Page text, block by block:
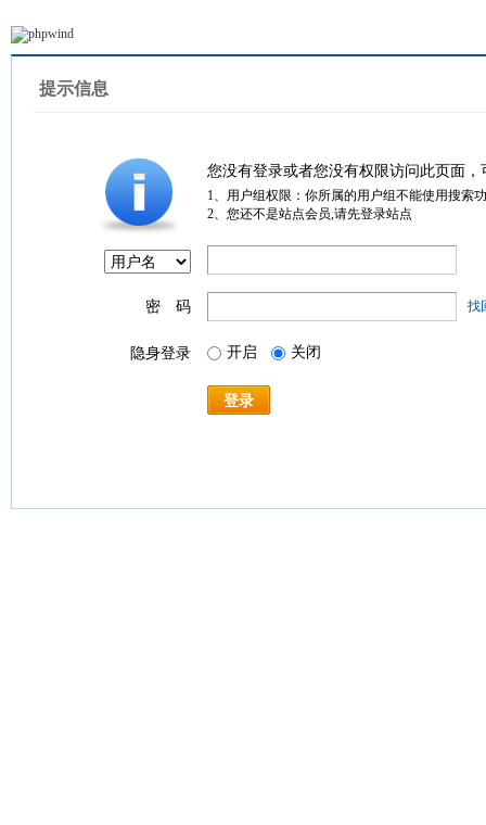
提示信息
您没有登录或者您没有权限访问此页面
1、用户组权限：你所属的用户组不能使用搜索
2、您还不是站点会员,请先登录站点
密 码 找
隐身登录 开启 关闭
登录